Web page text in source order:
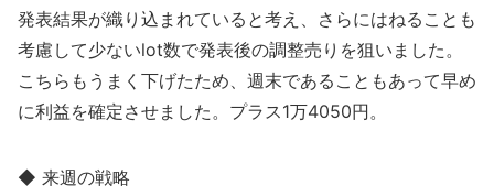
発表結果が織り込まれていると考え、さらにはねることも
考慮して少ないlot数で発表後の調整売りを狙いました。
こちらもうまく下げたため、週末であることもあって早め
に利益を確定させました。プラス1万4050円。
◆ 来週の戦略